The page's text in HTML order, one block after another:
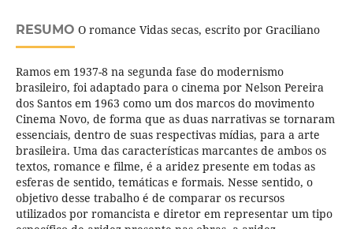
RESUMO O romance Vidas secas, escrito por Graciliano
Ramos em 1937-8 na segunda fase do modernismo
brasileiro, foi adaptado para o cinema por Nelson Pereira
dos Santos em 1963 como um dos marcos do movimento
Cinema Novo, de forma que as duas narrativas se tornaram
essenciais, dentro de suas respectivas mídias, para a arte
brasileira. Uma das características marcantes de ambos os
textos, romance e filme, é a aridez presente em todas as
esferas de sentido, temáticas e formais. Nesse sentido, o
objetivo desse trabalho é de comparar os recursos
utilizados por romancista e diretor em representar um tipo